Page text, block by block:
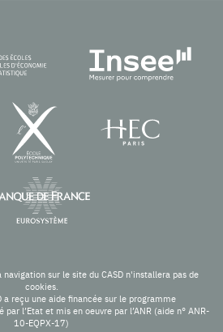
sur le site du CASD n'installera pas de
cookies.
a reçu une aide financée sur le programme
par l’Etat et mis en oeuvre par l’ANR (aide n° ANR-
10-EQPX-17)